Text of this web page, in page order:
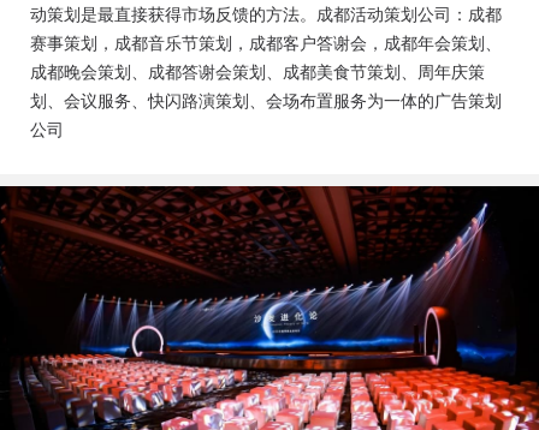
动策划是最直接获得市场反馈的方法。成都活动策划公司：成都
赛事策划，成都音乐节策划，成都客户答谢会，成都年会策划、
成都晚会策划、成都答谢会策划、成都美食节策划、周年庆策
划、会议服务、快闪路演策划、会场布置服务为一体的广告策划
公司